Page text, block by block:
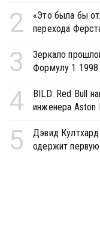
2
«Это была бы
перехода
3
Зеркало
Формулу 1 1998
4
BILD: Red Bull
инженера Aston
5
Дэвид
одержит